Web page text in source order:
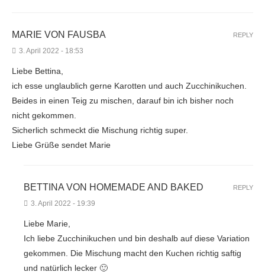
MARIE VON FAUSBA
3. April 2022 - 18:53
Liebe Bettina,
ich esse unglaublich gerne Karotten und auch Zucchinikuchen.
Beides in einen Teig zu mischen, darauf bin ich bisher noch
nicht gekommen.
Sicherlich schmeckt die Mischung richtig super.
Liebe Grüße sendet Marie
REPLY
BETTINA VON HOMEMADE AND BAKED
3. April 2022 - 19:39
Liebe Marie,
Ich liebe Zucchinikuchen und bin deshalb auf diese Variation
gekommen. Die Mischung macht den Kuchen richtig saftig
und natürlich lecker 🙂
REPLY